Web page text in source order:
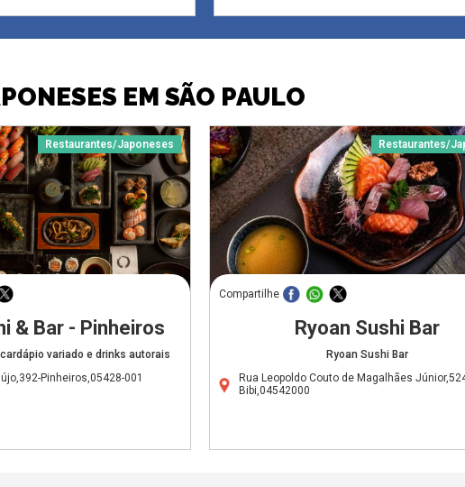
EM SÃO PAULO
Restaurantes/Japoneses
& Bar - Pinheiros
variado e drinks autorais
Pinheiros,05428-001
Restaurantes/
Compartilhe
Ryoan Sushi Bar
Ryoan Sushi Bar
Rua Leopoldo Couto de Magalhães
Bibi,04542000